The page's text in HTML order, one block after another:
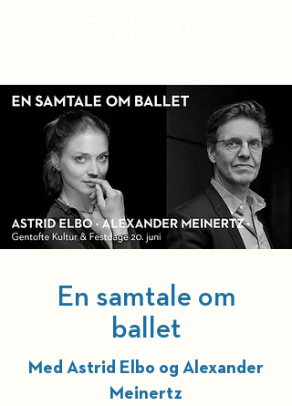
En samtale om
ballet
Med Astrid Elbo og Alexander
Meinertz